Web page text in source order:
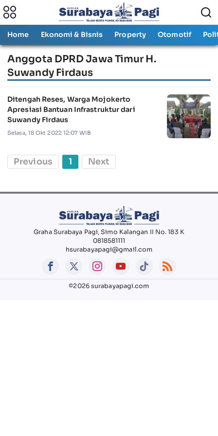
Home Ekonomi & Bisnis Property Otomotif
Anggota DPRD Jawa Timur H.
Suwandy Firdaus
Ditengah Reses, Warga Mojokerto
Apresiasi Bantuan Infrastruktur dari
Suwandy Firdaus
Selasa, 18 Okt 2022 12:07 WIB
Previous 1 Next
Graha Surabaya Pagi, Simo Kalangan II No. 183 K
0818581111
hsurabayapagi@gmail.com
©2026 surabayapagi.com